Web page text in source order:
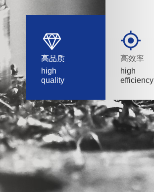
高品质
high
quality
高效率
high
efficiency